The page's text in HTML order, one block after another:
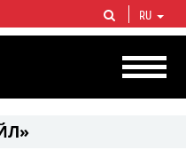
интегрированных
приходится более 2%
запасов углеводородов.
RU